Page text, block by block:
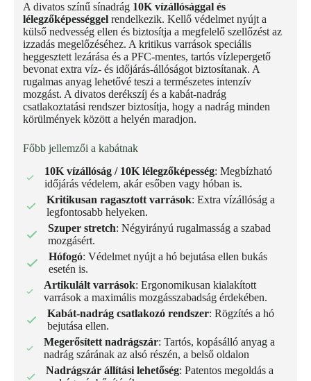
A divatos színű sínadrág 10K vízállósággal és
lélegzőképességgel rendelkezik. Kellő védelmet nyújt a
külső nedvesség ellen és biztosítja a megfelelő szellőzést az
izzadás megelőzéséhez. A kritikus varrások speciális
heggesztett lezárása és a PFC-mentes, tartós vízlepergető
bevonat extra víz- és időjárás-állóságot biztosítanak. A
rugalmas anyag lehetővé teszi a természetes intenzív
mozgást. A divatos derékszíj és a kabát-nadrág
csatlakoztatási rendszer biztosítja, hogy a nadrág minden
körülmények között a helyén maradjon.
Főbb jellemzői a kabátnak
10K vízállóság / 10K lélegzőképesség: Megbízható
időjárás védelem, akár esőben vagy hóban is.
Kritikusan ragasztott varrások: Extra vízállóság a
legfontosabb helyeken.
Szuper stretch: Négyirányú rugalmasság a szabad
mozgásért.
Hófogó: Védelmet nyújt a hó bejutása ellen bukás
esetén is.
Artikulált varrások: Ergonomikusan kialakított
varrások a maximális mozgásszabadság érdekében.
Kabát-nadrág csatlakozó rendszer: Rögzítés a hó
bejutása ellen.
Megerősített nadrágszár: Tartós, kopásálló anyag a
nadrág szárának az alsó részén, a belső oldalon
Nadrágszár állítási lehetőség: Patentos megoldás a